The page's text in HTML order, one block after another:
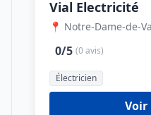
Vial Electricité
📍 Notre-Dame-de-
0/5 (0 avis)
Électricien
Voir